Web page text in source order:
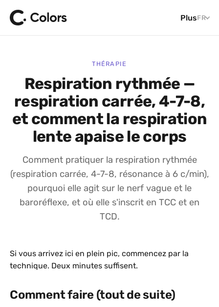
PlusFR
THÉRAPIE
Respiration rythmée —
respiration carrée, 4-7-8,
et comment la respiration
lente apaise le corps
Comment pratiquer la respiration rythmée
(respiration carrée, 4-7-8, résonance à 6 c/min),
pourquoi elle agit sur le nerf vague et le
baroréflexe, et où elle s'inscrit en TCC et en
TCD.
Si vous arrivez ici en plein pic, commencez par la
technique. Deux minutes suffisent.
Comment faire (tout de suite)